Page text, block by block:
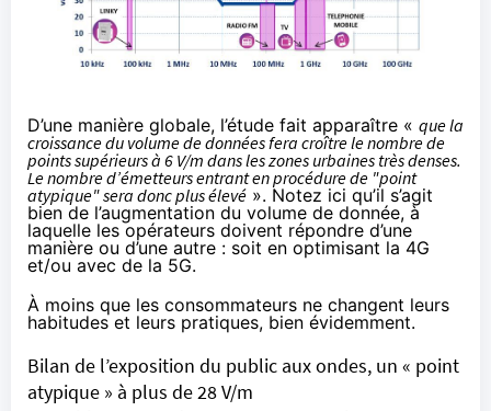
D’une manière globale, l’étude fait apparaître « que la
croissance du volume de données fera croître le nombre de
points supérieurs à 6 V/m dans les zones urbaines très denses.
Le nombre d’émetteurs entrant en procédure de "point
atypique"sera donc plus élevé ». Notez ici qu’il s’agit
bien de l’augmentation du volume de donnée, à
laquelle les opérateurs doivent répondre d’une
manière ou d’une autre : soit en optimisant la 4G
et/ou avec de la 5G.
À moins que les consommateurs ne changent leurs
habitudes et leurs pratiques, bien évidemment.
Bilan de l’exposition du public aux ondes, un « point
atypique » à plus de 28 V/m